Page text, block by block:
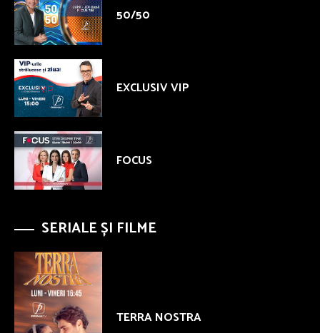
50/50
EXCLUSIV VIP
FOCUS
SERIALE ȘI FILME
TERRA NOSTRA